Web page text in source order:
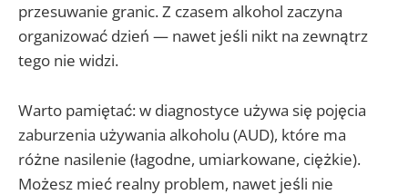
przesuwanie granic. Z czasem alkohol zaczyna
organizować dzień — nawet jeśli nikt na zewnątrz
tego nie widzi.
Warto pamiętać: w diagnostyce używa się pojęcia
zaburzenia używania alkoholu (AUD), które ma
różne nasilenie (łagodne, umiarkowane, ciężkie).
Możesz mieć realny problem, nawet jeśli nie